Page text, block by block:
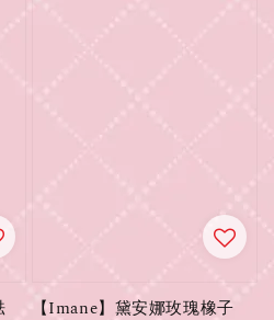
【Imane】黛安娜玫瑰橡子